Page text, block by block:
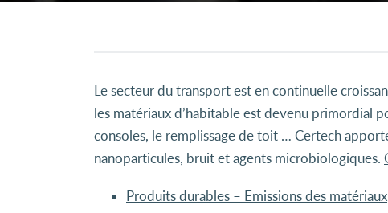
Le secteur du transport est en continuelle
les matériaux d’habitable est devenu primordial
consoles, le remplissage de toit … Certech
nanoparticules, bruit et agents microbiologiques.
Produits durables – Emissions des matériaux